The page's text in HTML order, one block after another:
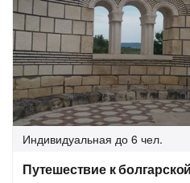
Индивидуальная до 6 чел.
Путешествие к